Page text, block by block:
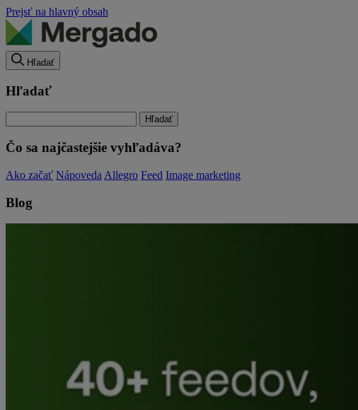
Prejsť na hlavný obsah
Hľadať
Hľadať
Čo sa najčastejšie vyhľadáva?
Ako začať Nápoveda Allegro Feed Image marketing
Blog